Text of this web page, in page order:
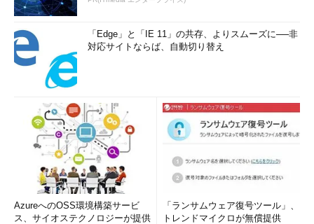
「Edge」と「IE 11」の共存、よりスムーズに──非
対応サイトならば、自動切り替え
AzureへのOSS環境構築サービ
ス、サイオステクノロジーが提供
「ランサムウェア復号ツール」、
トレンドマイクロが無償提供